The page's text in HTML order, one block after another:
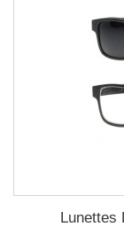
Lunettes